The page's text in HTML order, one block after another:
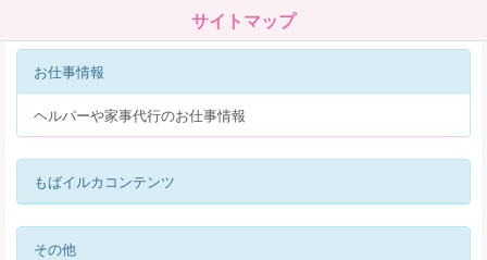
サイトマップ
お仕事情報
ヘルパーや家事代行のお仕事情報
もばイルカコンテンツ
その他